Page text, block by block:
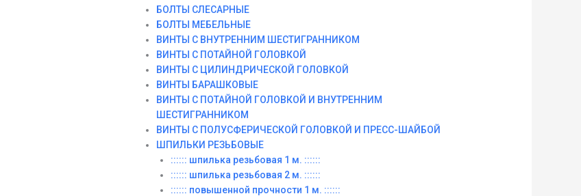
БОЛТЫ СЛЕСАРНЫЕ
БОЛТЫ МЕБЕЛЬНЫЕ
ВИНТЫ С ВНУТРЕННИМ ШЕСТИГРАННИКОМ
ВИНТЫ С ПОТАЙНОЙ ГОЛОВКОЙ
ВИНТЫ С ЦИЛИНДРИЧЕСКОЙ ГОЛОВКОЙ
ВИНТЫ БАРАШКОВЫЕ
ВИНТЫ С ПОТАЙНОЙ ГОЛОВКОЙ И ВНУТРЕННИМ
ШЕСТИГРАННИКОМ
ВИНТЫ С ПОЛУСФЕРИЧЕСКОЙ ГОЛОВКОЙ И ПРЕСС-ШАЙБОЙ
ШПИЛЬКИ РЕЗЬБОВЫЕ
:::::: шпилька резьбовая 1 м. ::::::
:::::: шпилька резьбовая 2 м. ::::::
:::::: повышенной прочности 1 м. ::::::